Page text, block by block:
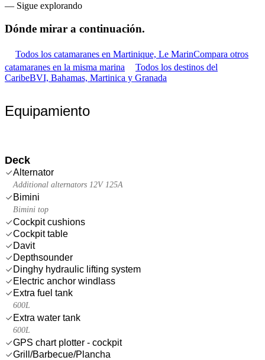
— Sigue explorando
Dónde mirar a continuación.
Todos los catamaranes en Martinique, Le MarinCompara otros
catamaranes en la misma marina
Todos los destinos del
CaribeBVI, Bahamas, Martinica y Granada
Equipamiento
Deck
Alternator
Additional alternators 12V 125A
Bimini
Bimini top
Cockpit cushions
Cockpit table
Davit
Depthsounder
Dinghy hydraulic lifting system
Electric anchor windlass
Extra fuel tank
600L
Extra water tank
600L
GPS chart plotter - cockpit
Grill/Barbecue/Plancha